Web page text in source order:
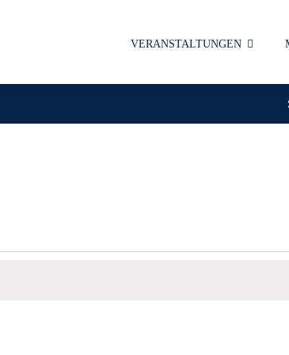
VERANSTALTUNGEN